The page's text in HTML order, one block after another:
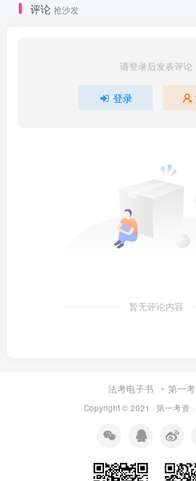
评论 抢沙发
请登录后发表评论
登录
暂无评论内容
法考电子书 第一
Copyright © 2021 · 第一考资